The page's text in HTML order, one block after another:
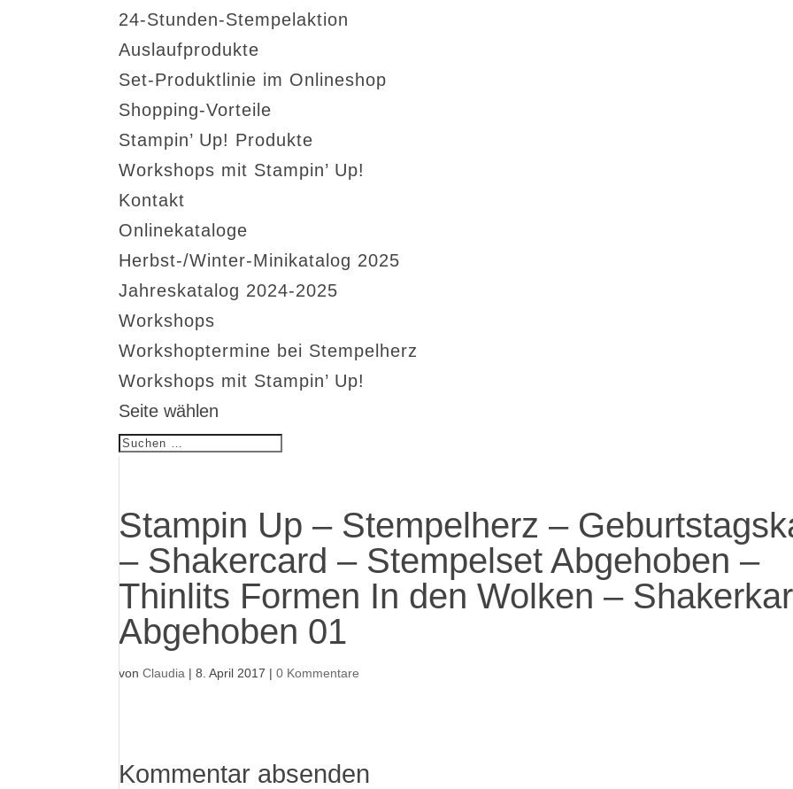
24-Stunden-Stempelaktion
Auslaufprodukte
Set-Produktlinie im Onlineshop
Shopping-Vorteile
Stampin’ Up! Produkte
Workshops mit Stampin’ Up!
Kontakt
Onlinekataloge
Herbst-/Winter-Minikatalog 2025
Jahreskatalog 2024-2025
Workshops
Workshoptermine bei Stempelherz
Workshops mit Stampin’ Up!
Seite wählen
Stampin Up – Stempelherz –
– Shakercard – Stempelset Abgehoben –
Thinlits Formen In den Wolken –
Abgehoben 01
vonClaudia |8. April 2017 |0 Kommentare
Kommentar absenden